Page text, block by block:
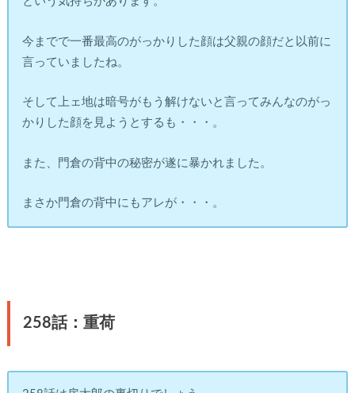
今までで一番最高のがっかりした顔は父親の顔だと以前に
言っていましたね。
そして上ェ地は暗号がもう解けないと言ってみんなのがっ
かりした顔を見ようとするも・・・。
また、門倉の背中の秘密が遂に暴かれました。
まさか門倉の背中にもアレが・・・。
258話：重荷